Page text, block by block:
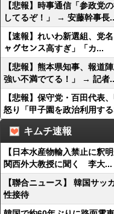
【悲報】時事通信「参政党
してるぞ！」 → 安藤幹事長
【速報】れいわ新選組、党
ャグセンス高すぎ」「カ...
【悲報】熊本県知事、報道
強い不満でてる！」 → 記者
【悲報】保守党・百田代表
怒り「甲子園を政治利用す
キムチ速報
【日本水産物輸入禁止に釈
関西外大教授に聞く 李大...
【聯合ニュース】 韓国サ
性接待